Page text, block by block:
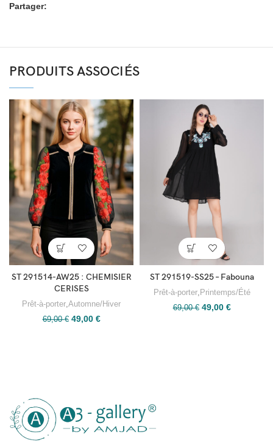
Partager:
PRODUITS ASSOCIÉS
ST 291514-AW25 : CHEMISIER
CERISES
Prêt-à-porter Automne/Hiver
69,00€ 49,00 €
ST 291519-SS25 – Fabouna
Prêt-à-porter, Printemps/Été
69,00€ 49,00 €